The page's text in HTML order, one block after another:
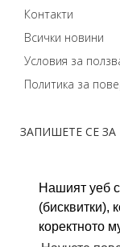
Нашият уеб
(бисквитки),
коректното
ЗАПИШЕТЕ СЕ
Контакти
Всички новини
Условия за
Политика за